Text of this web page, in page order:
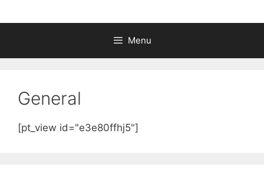
Menu
General
[pt_view id="e3e80ffhj5"]